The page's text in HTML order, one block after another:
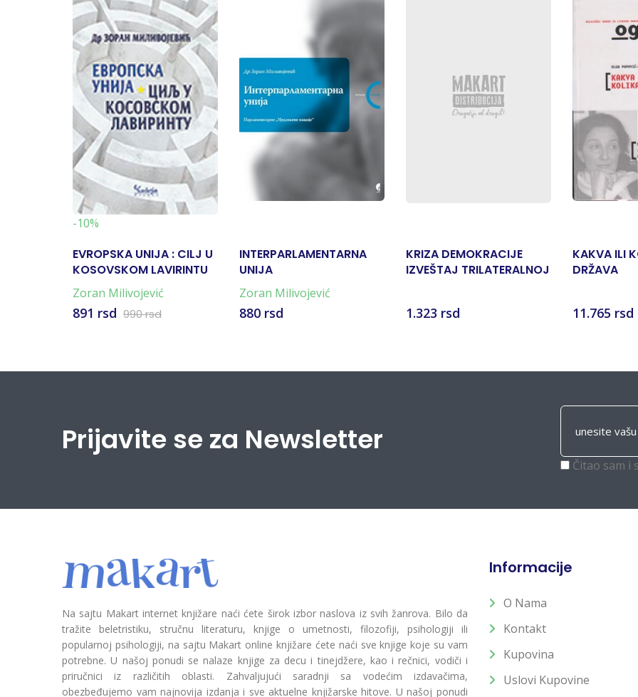
-10%
EVROPSKA UNIJA : CILJ U
KOSOVSKOM LAVIRINTU
Zoran Milivojević
891 rsd 990 rsd
INTERPARLAMENTARNA
UNIJA
Zoran Milivojević
880 rsd
KRIZA DEMOKRACIJE
IZVEŠTAJ TRILATERALNOJ
DEMOKRATSKIM
1.323 rsd
KAKVA ILI
DRŽAVA
11.765 rsd
Prijavite se za Newsletter
Čitao sam i
Na sajtu Makart internet knjižare naći ćete širok izbor naslova iz svih žanrova. Bilo da
tražite beletristiku, stručnu literaturu, knjige o umetnosti, filozofiji, psihologiji ili
popularnoj psihologiji, na sajtu Makart online knjižare ćete naći sve knjige koje su vam
potrebne. U našoj ponudi se nalaze knjige za decu i tinejdžere, kao i rečnici, vodiči i
priručnici iz različitih oblasti. Zahvaljujući saradnji sa vodećim izdavačima,
obezbeđujemo vam najnovija izdanja i sve aktuelne knjižarske hitove. U našoj ponudi
Informacije
O Nama
Kontakt
Kupovina
Uslovi Kupovine